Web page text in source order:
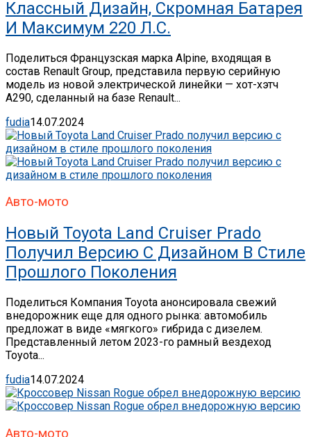
Классный Дизайн, Скромная Батарея
И Максимум 220 Л.с.
Поделиться Французская марка Alpine, входящая в
состав Renault Group, представила первую серийную
модель из новой электрической линейки — хот-хэтч
A290, сделанный на базе Renault...
fudia14.07.2024
Авто-мото
Новый Toyota Land Cruiser Prado
Получил Версию С Дизайном В Стиле
Прошлого Поколения
Поделиться Компания Toyota анонсировала свежий
внедорожник еще для одного рынка: автомобиль
предложат в виде «мягкого» гибрида с дизелем.
Представленный летом 2023-го рамный вездеход
Toyota...
fudia14.07.2024
Авто-мото